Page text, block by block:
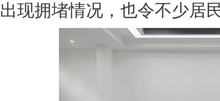
出现拥堵情况，也令不少居